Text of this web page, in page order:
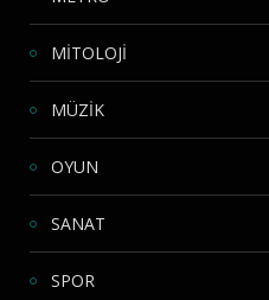
MİTOLOJİ
MÜZİK
OYUN
SANAT
SPOR